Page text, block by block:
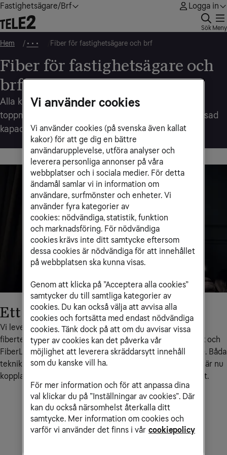
Fastighetsägare/Brf Logga in
Sök Meny
Hem • • • Fiber för fastighetsägare och brf
Fiber för fastighetsägare och
brf
Alla kunder hos Tele2 är idag anslutna till ett
toppmodernt fibernät med praktiskt taget obegränsad
kapacitet.
Ett toppmodernt fibernät
Vi levererar höghastighetsbredband med flera typer av
fiberteknik i fastigheten, varav de vanligaste är FiberKoax och
FiberLAN (Fiber To The Home och Fiber To The Building). Båda
teknikerna ger idag hastigheter på över 1000 Mbit/s och är nu
kopplat till Tele2s rikstäckande och toppmoderna fibernät.
Vi använder cookies
Vi använder cookies (på svenska även kallat
kakor) för att ge dig en bättre
användarupplevelse, utföra analyser och
leverera personliga annonser på våra
webbplatser och i sociala medier. För detta
ändamål samlar vi in information om
användare, surfmönster och enheter. Vi
använder fyra kategorier av
cookies: nödvändiga, statistik, funktion
och marknadsföring. För nödvändiga
cookies krävs inte ditt samtycke eftersom
dessa cookies är nödvändiga för att innehållet
på webbplatsen ska kunna visas.
Genom att klicka på ”Acceptera alla cookies”
samtycker du till samtliga kategorier av
cookies. Du kan också välja att avvisa alla
cookies och fortsätta med endast nödvändiga
cookies. Tänk dock på att om du avvisar vissa
typer av cookies kan det påverka vår
möjlighet att leverera skräddarsytt innehåll
som du kanske vill ha.
För mer information och för att anpassa dina
val klickar du på ”Inställningar av cookies”. Där
kan du också närsomhelst återkalla ditt
samtycke. Mer information om cookies och
varför vi använder det finns i vår cookiepolicy